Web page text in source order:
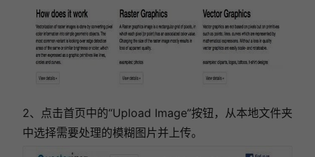
2、点击首页中的“Upload Image”按钮，从本地文件夹
中选择需要处理的模糊图片并上传。